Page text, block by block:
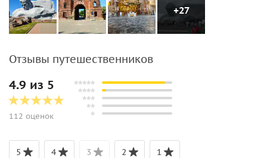
+27
Отзывы путешественников
4.9 из 5
112 оценок
5 4 3 2 1